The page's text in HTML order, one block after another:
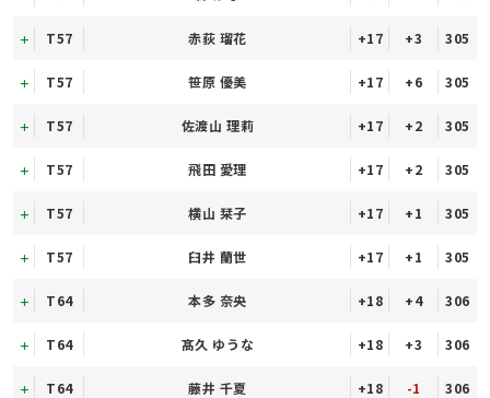
T57 赤荻 瑠花 +17 +3 305
T57 笹原 優美 +17 +6 305
T57 佐渡山 理莉 +17 +2 305
T57 飛田 愛理 +17 +2 305
T57 横山 栞子 +17 +1 305
T57 臼井 蘭世 +17 +1 305
T64 本多 奈央 +18 +4 306
T64 髙久 ゆうな +18 +3 306
T64 藤井 千夏 +18 -1 306